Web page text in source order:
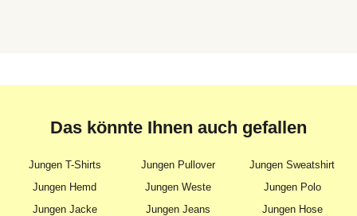
Das könnte Ihnen auch gefallen
Jungen T-Shirts Jungen Pullover
Jungen Sweatshirt
Jungen Hemd
Jungen Weste
Jungen Polo
Jungen Jacke
Jungen Jeans
Jungen Hose